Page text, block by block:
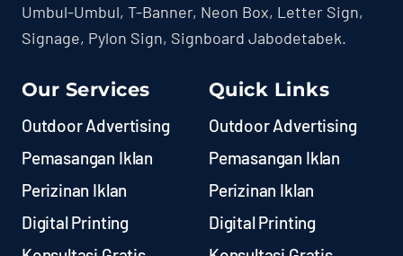
Umbul-Umbul, T-Banner, Neon Box, Letter Sign,
Signage, Pylon Sign, Signboard Jabodetabek.
Our Services
Outdoor Advertising
Pemasangan Iklan
Perizinan Iklan
Digital Printing
Quick Links
Outdoor Advertising
Pemasangan Iklan
Perizinan Iklan
Digital Printing